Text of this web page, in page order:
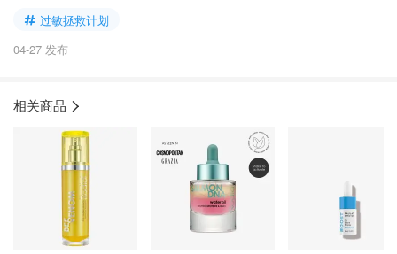
过敏拯救计划
04-27 发布
相关商品